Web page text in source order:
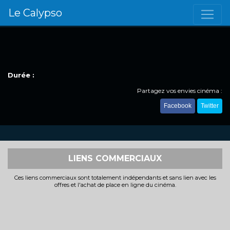
Le Calypso
Durée :
Partagez vos envies cinéma :
Facebook Twitter
LIENS COMMERCIAUX
Ces liens commerciaux sont totalement indépendants et sans lien avec les
offres et l'achat de place en ligne du cinéma.